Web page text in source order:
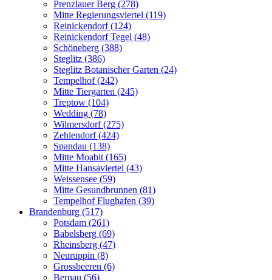
Prenzlauer Berg (278)
Mitte Regierungsviertel (119)
Reinickendorf (124)
Reinickendorf Tegel (48)
Schöneberg (388)
Steglitz (386)
Steglitz Botanischer Garten (24)
Tempelhof (242)
Mitte Tiergarten (245)
Treptow (104)
Wedding (78)
Wilmersdorf (275)
Zehlendorf (424)
Spandau (138)
Mitte Moabit (165)
Mitte Hansaviertel (43)
Weissensee (59)
Mitte Gesundbrunnen (81)
Tempelhof Flughafen (39)
Brandenburg (517)
Potsdam (261)
Babelsberg (69)
Rheinsberg (47)
Neuruppin (8)
Grossbeeren (6)
Bernau (56)